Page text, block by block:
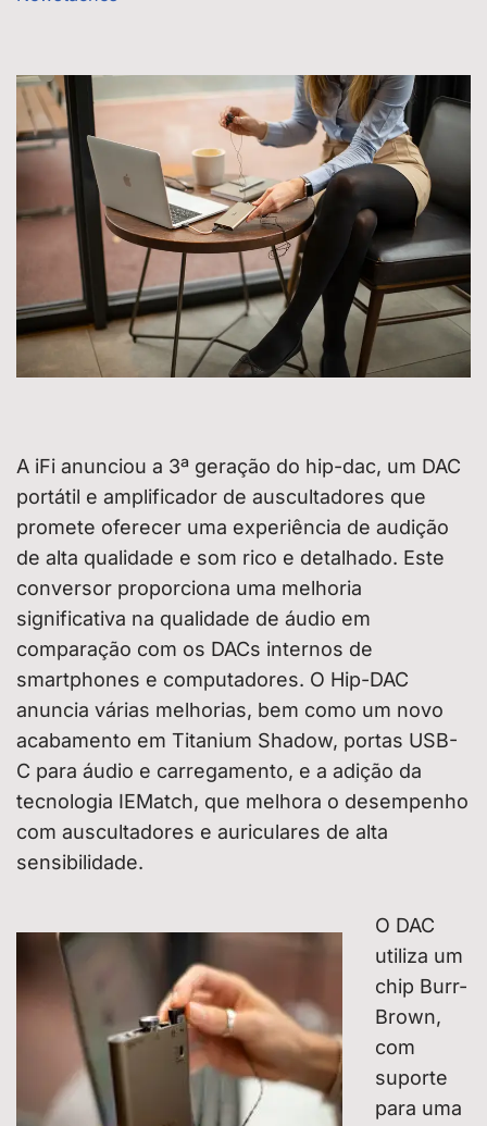
A iFi anunciou a 3ª geração do hip-dac, um DAC
portátil e amplificador de auscultadores que
promete oferecer uma experiência de audição
de alta qualidade e som rico e detalhado. Este
conversor proporciona uma melhoria
significativa na qualidade de áudio em
comparação com os DACs internos de
smartphones e computadores. O Hip-DAC
anuncia várias melhorias, bem como um novo
acabamento em Titanium Shadow, portas USB-
C para áudio e carregamento, e a adição da
tecnologia IEMatch, que melhora o desempenho
com auscultadores e auriculares de alta
sensibilidade.
O DAC
utiliza um
chip Burr-
Brown,
com
suporte
para uma